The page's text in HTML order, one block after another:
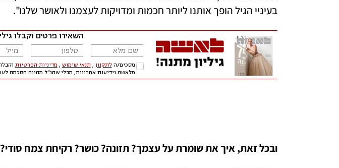
בעיניי הגיל הופך אותנו ליותר חכמות ומדויקות לעצמנו ולאושר שלנו".
ובכל זאת, איך את שומרת על עצמך? תזונה? כושר? רקיחת צמח סודי?